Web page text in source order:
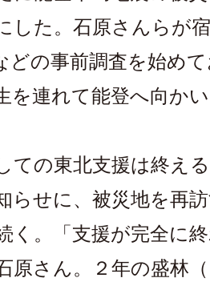
した。石原さんらが
どの事前調査を始め
を連れて能登へ向か
の東北支援は終え
らせに、被災地を再
く。「支援が完全に
原さん。２年の盛林